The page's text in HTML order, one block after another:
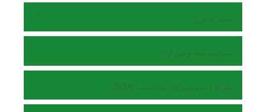
بخش داوری
سیاست دسترسی آزاد
نظریه دسترسی آزاد بوداپست (BOAI)